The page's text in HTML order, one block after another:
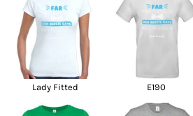
Lady Fitted E190